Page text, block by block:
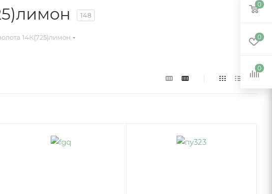
148
14К(725)лимон
0
0
0